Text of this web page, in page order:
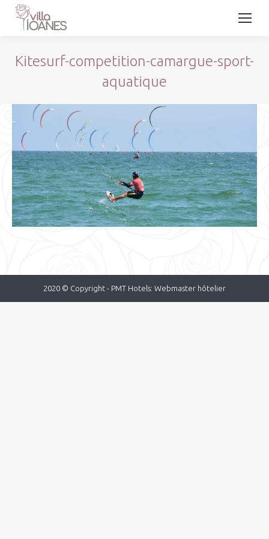
Kitesurf-competition-camargue-sport-
aquatique
2020 © Copyright - PMT Hotels: Webmaster hôtelier